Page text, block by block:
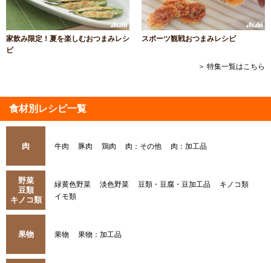
家飲み限定！夏を楽しむおつまみレシ
ピ
スポーツ観戦おつまみレシピ
＞ 特集一覧はこちら
食材別レシピ一覧
肉 牛肉 豚肉 鶏肉 肉：その他 肉：加工品
野菜
豆類
キノコ類
緑黄色野菜 淡色野菜 豆類・豆腐・豆加工品
キノコ類
イモ類
果物 果物 果物：加工品